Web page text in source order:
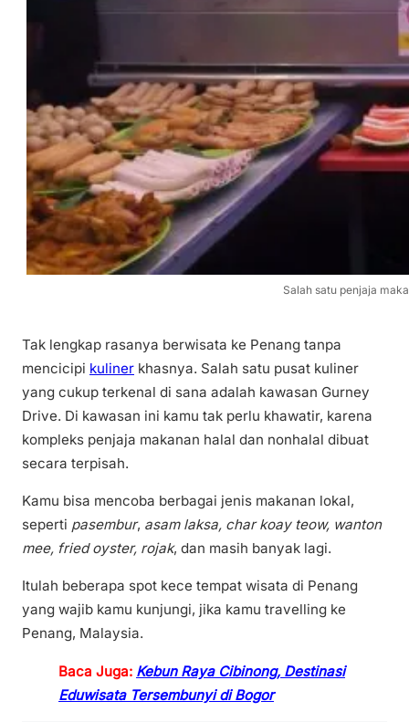
Salah satu penjaja
Tak lengkap rasanya berwisata ke Penang tanpa
mencicipi kuliner khasnya. Salah satu pusat kuliner
yang cukup terkenal di sana adalah kawasan Gurney
Drive. Di kawasan ini kamu tak perlu khawatir, karena
kompleks penjaja makanan halal dan nonhalal dibuat
secara terpisah.
Kamu bisa mencoba berbagai jenis makanan lokal,
seperti pasembur, asam laksa, char koay teow, wanton
mee, fried oyster, rojak, dan masih banyak lagi.
Itulah beberapa spot kece tempat wisata di Penang
yang wajib kamu kunjungi, jika kamu travelling ke
Penang, Malaysia.
Baca Juga: Kebun Raya Cibinong, Destinasi
Eduwisata Tersembunyi di Bogor